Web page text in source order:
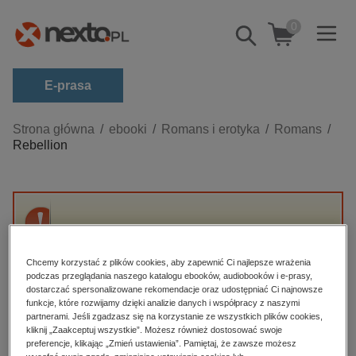
Pokaż/schowaj
wyszukiwarkę
0
E-prasa
Kategorie
Zobacz wszystkie E-prasa
budownictwo, aranżacja wnętrz
dzienniki
edukacja
hobby, sport, rozrywka
komputery, internet, technologie, informatyka
Strona główna ebooki Romans i erotyka
Romans
Rebellion
Przepraszamy, ale produkt „Rebellion” nie jest
High-contrast mode
Polecane
Chcemy korzystać z plików cookies, aby zapewnić Ci najlepsze wrażenia
podczas przeglądania naszego katalogu ebooków, audiobooków i e-prasy,
dostarczać spersonalizowane rekomendacje oraz udostępniać Ci najnowsze
funkcje, które rozwijamy dzięki analizie danych i współpracy z naszymi
partnerami. Jeśli zgadzasz się na korzystanie ze wszystkich plików cookies,
kliknij „Zaakceptuj wszystkie”. Możesz również dostosować swoje
preferencje, klikając „Zmień ustawienia”. Pamiętaj, że zawsze możesz